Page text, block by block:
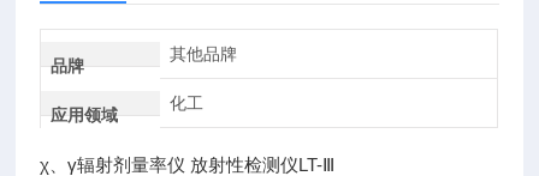
品牌
其他品牌
应用领域
化工
χ、γ辐射剂量率仪 放射性检测仪LT-Ⅲ